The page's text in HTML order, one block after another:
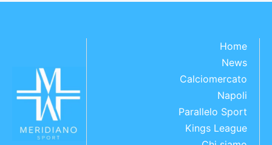
Home
News
Calciomercato
Napoli
Parallelo Sport
Kings League